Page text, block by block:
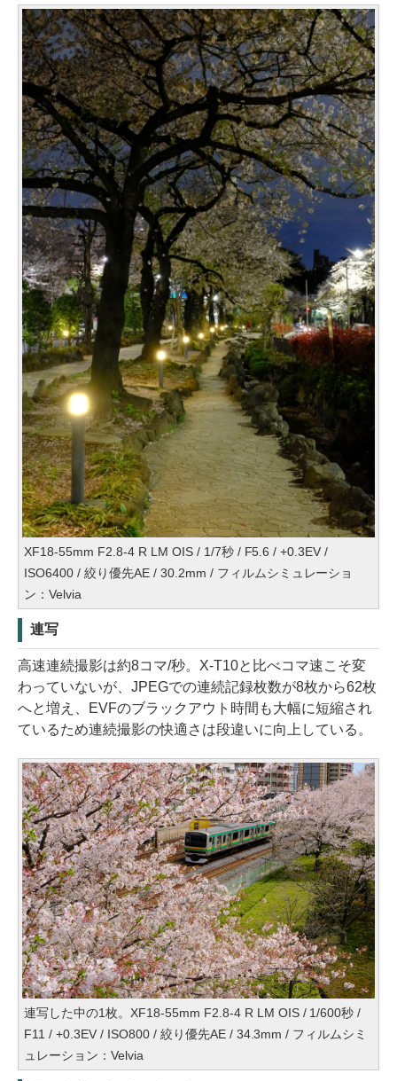
XF18-55mm F2.8-4 R LM OIS / 1/7秒 / F5.6 / +0.3EV /
ISO6400 / 絞り優先AE / 30.2mm / フィルムシミュレーショ
ン：Velvia
連写
高速連続撮影は約8コマ/秒。X-T10と比べコマ速こそ変
わっていないが、JPEGでの連続記録枚数が8枚から62枚
へと増え、EVFのブラックアウト時間も大幅に短縮され
ているため連続撮影の快適さは段違いに向上している。
連写した中の1枚。XF18-55mm F2.8-4 R LM OIS / 1/600秒 /
F11 / +0.3EV / ISO800 / 絞り優先AE / 34.3mm / フィルムシミ
ュレーション：Velvia